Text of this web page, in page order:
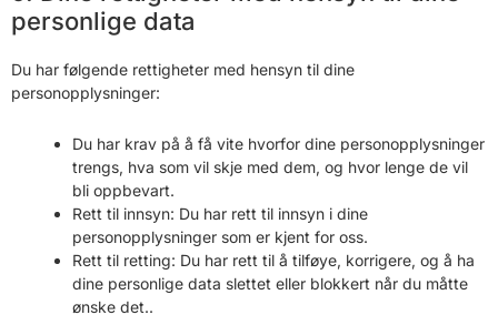
personlige data
Du har følgende rettigheter med hensyn til dine
personopplysninger:
Du har krav på å få vite hvorfor dine personopplysninger
trengs, hva som vil skje med dem, og hvor lenge de vil
bli oppbevart.
Rett til innsyn: Du har rett til innsyn i dine
personopplysninger som er kjent for oss.
Rett til retting: Du har rett til å tilføye, korrigere, og å ha
dine personlige data slettet eller blokkert når du måtte
ønske det..